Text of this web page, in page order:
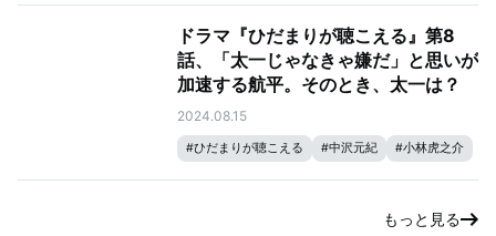
ドラマ『ひだまりが聴こえる』第8
話、「太一じゃなきゃ嫌だ」と思いが
加速する航平。そのとき、太一は？
2024.08.15
#ひだまりが聴こえる #中沢元紀 #小林虎之介
もっと見る